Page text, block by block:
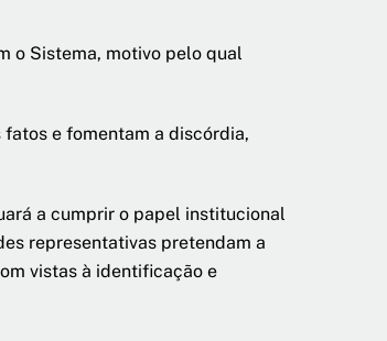
o Sistema, motivo pelo qual
e fomentam a discórdia,
a cumprir o papel institucional
representativas pretendam a
vistas à identificação e